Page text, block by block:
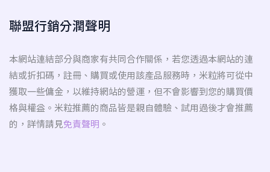
聯盟行銷分潤聲明
本網站連結部分與商家有共同合作關係，若您透過本網站的連
結或折扣碼，註冊、購買或使用該產品服務時，米粒將可從中
獲取一些傭金，以維持網站的營運，但不會影響到您的購買價
格與權益。米粒推薦的商品皆是親自體驗、試用過後才會推薦
的，詳情請見 免責聲明 。